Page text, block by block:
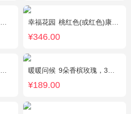
幸福花园 桃红色(或红色)康乃馨18枝，桃红色(或红色)玫瑰18枝，粉色康乃馨12枝，粉色多头小康乃馨9枝，点缀适量绿叶、叶上黄金等。
¥346.00
暖暖问候 9朵香槟玫瑰，3朵向日葵，满天星、绿叶搭配
¥189.00